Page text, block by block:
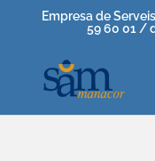
Empresa de
59 60 01 /